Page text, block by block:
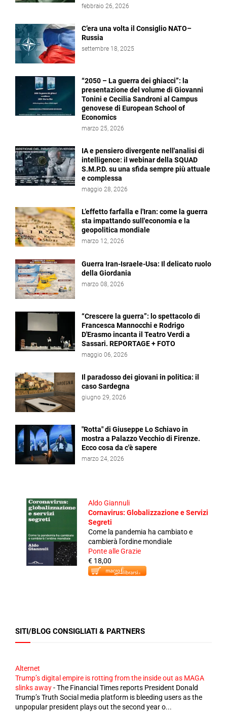
febbraio 26, 2026
C’era una volta il Consiglio NATO–
Russia
settembre 18, 2025
“2050 – La guerra dei ghiacci”: la
presentazione del volume di Giovanni
Tonini e Cecilia Sandroni al Campus
genovese di European School of
Economics
marzo 25, 2026
IA e pensiero divergente nell'analisi di
intelligence: il webinar della SQUAD
S.M.P.D. su una sfida sempre più attuale
e complessa
maggio 28, 2026
L’effetto farfalla e l'Iran: come la guerra
sta impattando sull'economia e la
geopolitica mondiale
marzo 12, 2026
Guerra Iran-Israele-Usa: Il delicato ruolo
della Giordania
marzo 08, 2026
“Crescere la guerra”: lo spettacolo di
Francesca Mannocchi e Rodrigo
D'Erasmo incanta il Teatro Verdi a
Sassari. REPORTAGE + FOTO
maggio 06, 2026
Il paradosso dei giovani in politica: il
caso Sardegna
giugno 29, 2026
"Rotta" di Giuseppe Lo Schiavo in
mostra a Palazzo Vecchio di Firenze.
Ecco cosa da c'è sapere
marzo 24, 2026
Aldo Giannuli
Cornavirus: Globalizzazione e Servizi
Segreti
Come la pandemia ha cambiato e
cambierà l'ordine mondiale
Ponte alle Grazie
€ 18,00
SITI/BLOG CONSIGLIATI & PARTNERS
Alternet
Trump’s digital empire is rotting from the inside out as MAGA
slinks away-The Financial Times reports President Donald
Trump’s Truth Social media platform is bleeding users as the
unpopular president plays out the second year o...